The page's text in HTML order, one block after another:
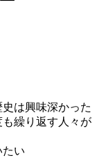
は興味深かった
繰り返す人々が
い